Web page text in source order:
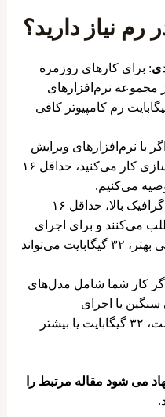
رم نیاز دارید؟
: برای کارهای روزمره
مجموعه نرم‌افزارهای
و تماشای فیلم، ۸ گیگابایت رم کامپیوتر کافی
با نرم‌افزارهای ویرایش
ویدیو، گرافیک و انیمیشن‌سازی کار می‌کنید، حداقل ۱۶
می‌کنیم.
: بازی‌های مدرن با گرافیک بالا، حداقل ۱۶
می‌کنند و برای اجرای
هموارتر و قابلیت چندکارگی بهتر، ۳۲ گیگابایت می‌تواند
کار شما شامل مدل‌های
یا اجرای
نرم‌افزارهای داده‌کاوی است، ۳۲ گیگابایت یا بیشتر
می شود مقاله مرتبط را